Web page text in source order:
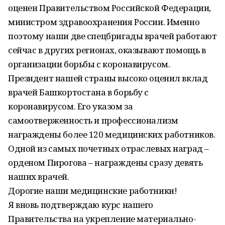
оценен Правительством Российской Федерации,
министром здравоохранения России. Именно
поэтому наши две спецбригады врачей работают
сейчас в других регионах, оказывают помощь в
организации борьбы с коронавирусом.
Президент нашей страны высоко оценил вклад
врачей Башкортостана в борьбу с
коронавирусом. Его указом за
самоотверженность и профессионализм
награждены более 120 медицинских работников.
Одной из самых почетных отраслевых наград –
орденом Пирогова – награждены сразу девять
наших врачей.
Дорогие наши медицинские работники!
Я вновь подтверждаю курс нашего
Правительства на укрепление материально-